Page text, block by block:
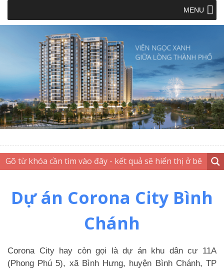
MENU
Dự án Corona City Bình
Chánh
Corona City hay còn gọi là dự án khu dân cư 11A
(Phong Phú 5), xã Bình Hưng, huyện Bình Chánh, TP